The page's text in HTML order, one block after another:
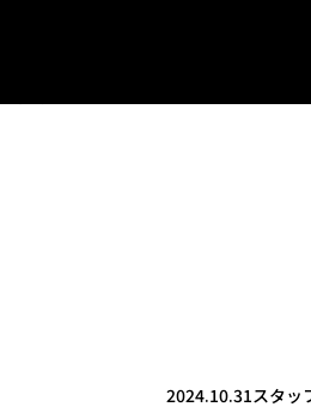
2024.10.31スタッ